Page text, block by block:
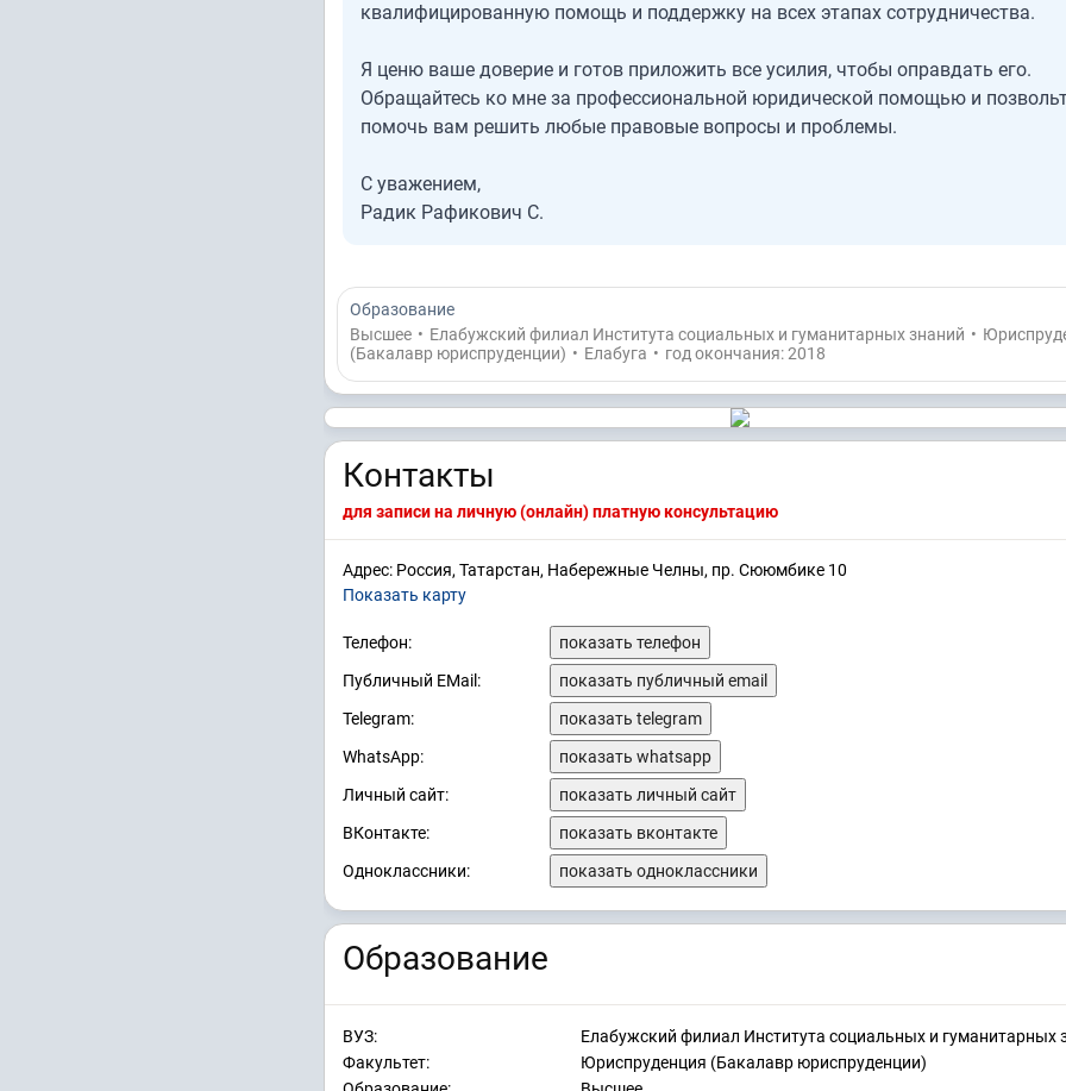
квалифицированную помощь и поддержку на всех этапах сотрудничества.
Я ценю ваше доверие и готов приложить все усилия, чтобы оправдать его.
Обращайтесь ко мне за профессиональной юридической помощью и
помочь вам решить любые правовые вопросы и проблемы.
С уважением,
Радик Рафикович С.
Образование
Высшее • Елабужский филиал Института социальных и гуманитарных знаний •
(Бакалавр юриспруденции) • Елабуга • год окончания: 2018
Контакты
для записи на личную (онлайн) платную консультацию
Адрес: Россия, Татарстан, Набережные Челны, пр. Сююмбике 10
Показать карту
Телефон:
показать телефон
Публичный EMail:
показать публичный email
Telegram:
показать telegram
WhatsApp:
показать whatsapp
Личный сайт:
показать личный сайт
ВКонтакте:
показать вконтакте
Одноклассники:
показать одноклассники
Образование
ВУЗ:
Елабужский филиал Института социальных и гуманитарных
Факультет:
Юриспруденция (Бакалавр юриспруденции)